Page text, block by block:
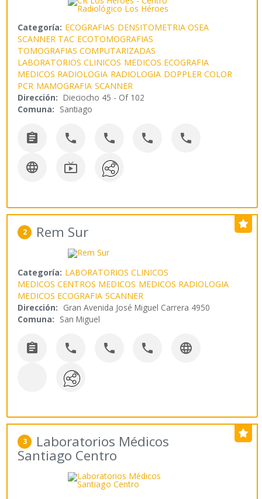
Categoría: ECOGRAFIAS DENSITOMETRIA OSEA
SCANNER TAC ECOTOMOGRAFIAS
TOMOGRAFIAS COMPUTARIZADAS
LABORATORIOS CLINICOS MEDICOS ECOGRAFIA
MEDICOS RADIOLOGIA RADIOLOGIA DOPPLER COLOR
PCR MAMOGRAFIA SCANNER
Dirección: Dieciocho 45 - Of 102
Comuna: Santiago
    
 
2 Rem Sur
Categoría: LABORATORIOS CLINICOS
MEDICOS CENTROS MEDICOS MEDICOS RADIOLOGIA
MEDICOS ECOGRAFIA SCANNER
Dirección: Gran Avenida José Miguel Carrera 4950
Comuna: San Miguel
    
3 Laboratorios Médicos
Santiago Centro